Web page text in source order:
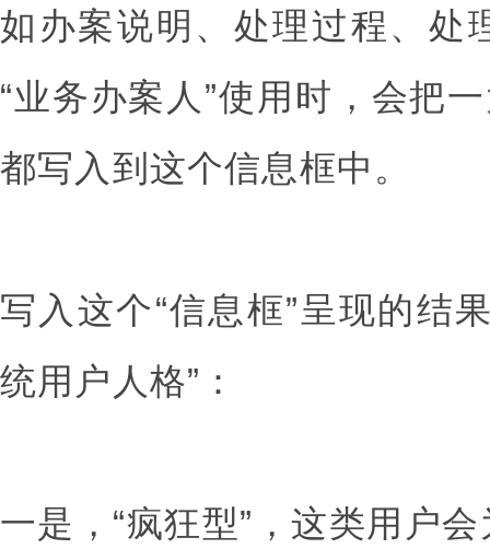
如办案说明、处理过程、处
“业务办案人”使用时，会把
都写入到这个信息框中。
写入这个“信息框”呈现的结
统用户人格”：
一是，“疯狂型”，这类用户